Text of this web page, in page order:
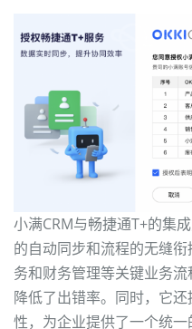
小满CRM与畅捷通T+的集
的自动同步和流程的无缝
务和财务管理等关键业务流
降低了出错率。同时，它
性，为企业提供了一个统一